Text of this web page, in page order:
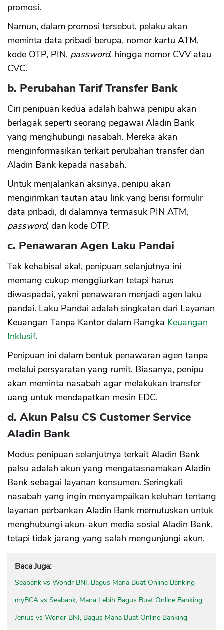
promosi.
Namun, dalam promosi tersebut, pelaku akan
meminta data pribadi berupa, nomor kartu ATM,
kode OTP, PIN, password, hingga nomor CVV atau
CVC.
b. Perubahan Tarif Transfer Bank
Ciri penipuan kedua adalah bahwa penipu akan
berlagak seperti seorang pegawai Aladin Bank
yang menghubungi nasabah. Mereka akan
menginformasikan terkait perubahan transfer dari
Aladin Bank kepada nasabah.
Untuk menjalankan aksinya, penipu akan
mengirimkan tautan atau link yang berisi formulir
data pribadi, di dalamnya termasuk PIN ATM,
password, dan kode OTP.
c. Penawaran Agen Laku Pandai
Tak kehabisal akal, penipuan selanjutnya ini
memang cukup menggiurkan tetapi harus
diwaspadai, yakni penawaran menjadi agen laku
pandai. Laku Pandai adalah singkatan dari Layanan
Keuangan Tanpa Kantor dalam Rangka Keuangan
Inklusif.
Penipuan ini dalam bentuk penawaran agen tanpa
melalui persyaratan yang rumit. Biasanya, penipu
akan meminta nasabah agar melakukan transfer
uang untuk mendapatkan mesin EDC.
d. Akun Palsu CS Customer Service
Aladin Bank
Modus penipuan selanjutnya terkait Aladin Bank
palsu adalah akun yang mengatasnamakan Aladin
Bank sebagai layanan konsumen. Seringkali
nasabah yang ingin menyampaikan keluhan tentang
layanan perbankan Aladin Bank memutuskan untuk
menghubungi akun-akun media sosial Aladin Bank,
tetapi tidak jarang yang salah mengunjungi akun.
Baca Juga:
Seabank vs Wondr BNI, Bagus Mana Buat Online Banking
myBCA vs Seabank, Mana Lebih Bagus Buat Online Banking
Jenius vs Wondr BNI, Bagus Mana Buat Online Banking